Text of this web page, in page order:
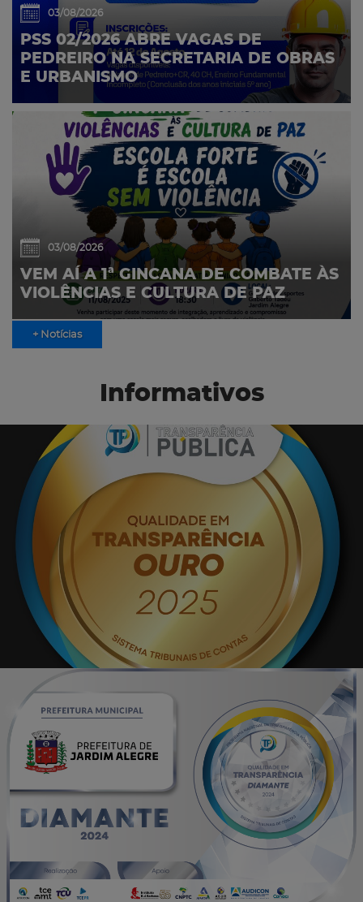
03/08/2026
PSS 02/2026 ABRE VAGAS DE
PEDREIRO NA SECRETARIA DE OBRAS
E URBANISMO
03/08/2026
VEM AÍ A 1ª GINCANA DE COMBATE ÀS
VIOLÊNCIAS E CULTURA DE PAZ
+ Notícias
Informativos